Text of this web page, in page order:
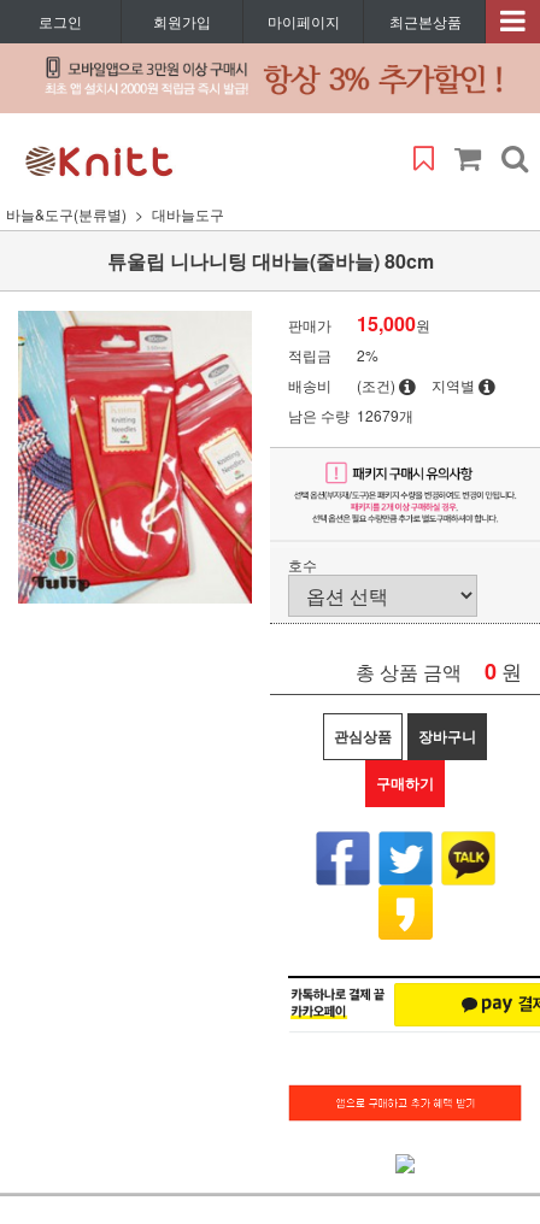
로그인 회원가입 마이페이지 최근본상품
바늘&도구(분류별) 대바늘도구
튜울립 니나니팅 대바늘(줄바늘) 80cm
판매가 15,000원
적립금
2%
배송비
(조건)
지역별
남은 수량 12679개
호수
총 상품 금액 0 원
관심상품 장바구니
구매하기